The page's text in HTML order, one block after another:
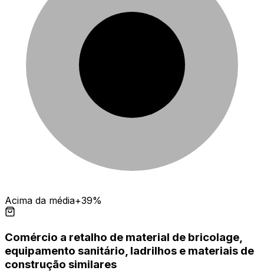
Acima da média+39%
Comércio a retalho de material de bricolage,
equipamento sanitário, ladrilhos e materiais de
construção similares